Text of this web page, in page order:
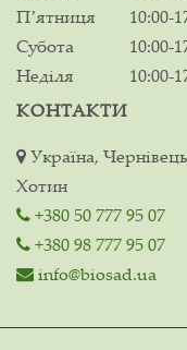
Пʼятниця
10:00-
Субота
10:00-
Неділя
10:00-
КОНТАКТИ
Україна,
Хотин
+380 50 777 95 07
+380 98 777 95 07
info@biosad.ua